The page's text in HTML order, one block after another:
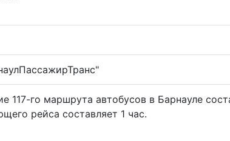
117-го маршрута автобусов в Барнауле
рейса составляет 1 час.